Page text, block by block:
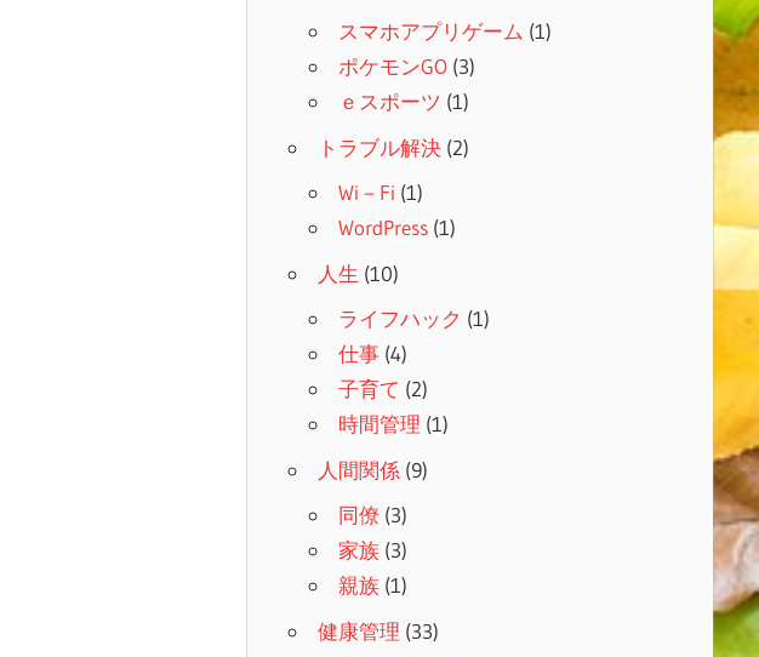
スマホアプリゲーム (1)
ポケモンGO(3)
ｅスポーツ (1)
トラブル解決(2)
Wi－Fi (1)
WordPress(1)
人生 (10)
ライフハック (1)
仕事(4)
子育て (2)
時間管理 (1)
人間関係(9)
同僚 (3)
家族(3)
親族(1)
健康管理 (33)